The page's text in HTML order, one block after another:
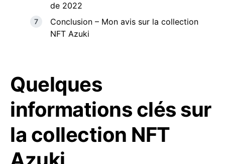
de 2022
Conclusion – Mon avis sur la collection
NFT Azuki
Quelques
informations clés sur
la collection NFT